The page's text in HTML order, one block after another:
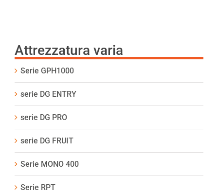
Attrezzatura varia
Serie GPH1000
serie DG ENTRY
serie DG PRO
serie DG FRUIT
Serie MONO 400
Serie RPT